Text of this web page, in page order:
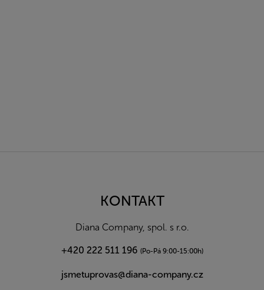
KONTAKT
Diana Company, spol. s r.o.
+420 222 511 196 (Po-Pá 9:00-15:00h)
jsmetuprovas@diana-company.cz